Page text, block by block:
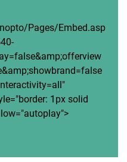
Pages/Embed.asp
1px solid